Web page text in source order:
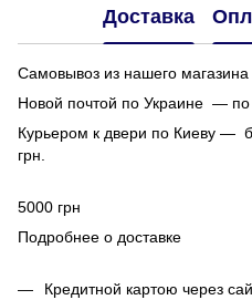
Доставка
Самовывоз из нашего
Новой почтой по Украине —
Курьером к двери по Киеву —
грн.
100 грн при
5000 грн
Подробнее о доставке
Кредитной картою через